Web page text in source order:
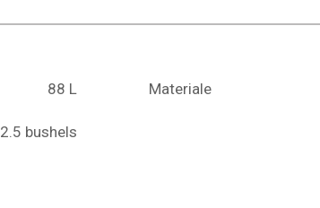
88 L
2.5 bushels
Materiale